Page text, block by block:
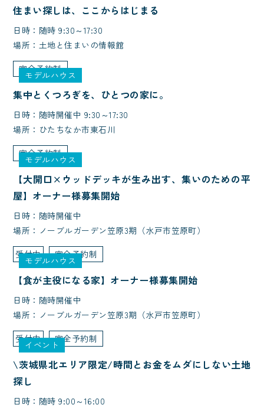
住まい探しは、ここからはじまる
日時：随時 9:30～17:30
場所：土地と住まいの情報館
完全予約制
モデルハウス
集中とくつろぎを、ひとつの家に。
日時：随時開催中 9:30～17:30
場所：ひたちなか市東石川
完全予約制
モデルハウス
【大開口×ウッドデッキが生み出す、集いのための平
屋】オーナー様募集開始
日時：随時開催中
場所：ノーブルガーデン笠原3期（水戸市笠原町）
受付中
完全予約制
モデルハウス
【食が主役になる家】オーナー様募集開始
日時：随時開催中
場所：ノーブルガーデン笠原3期（水戸市笠原町）
受付中
完全予約制
イベント
\茨城県北エリア限定/時間とお金をムダにしない土地
探し
日時：随時 9:00～16:00